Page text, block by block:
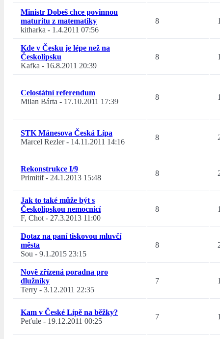
Ministr Dobeš chce povinnou
maturitu z matematiky
kitharka - 1.4.2011 07:56
8
Kde v Česku je lépe než na
Českolipsku
Kafka - 16.8.2011 20:39
8
Celostátní referendum
Milan Bárta - 17.10.2011 17:39
8
STK Mánesova Česká Lípa
Marcel Rezler- 14.11.2011 14:16
8
Rekonstrukce I/9
Primitif- 24.1.2013 15:48
8
Jak to také může být s
Českolipskou nemocnicí
F, Chot- 27.3.2013 11:00
8
Dotaz na paní tiskovou mluvčí
města
Sou - 9.1.2015 23:15
8
Nově zřízená poradna pro
dlužníky
Terry - 3.12.2011 22:35
7
Kam v České Lípě na běžky?
Peťule - 19.12.2011 00:25
7